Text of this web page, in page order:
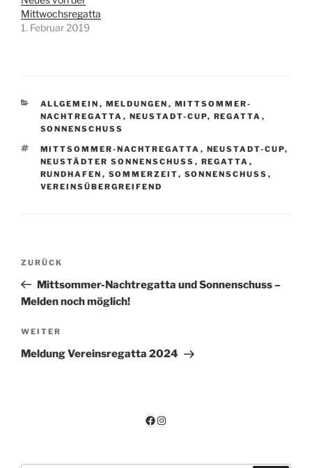
Mittwochsregatta
1. Februar 2019
KATEGORIEN
ALLGEMEIN , MELDUNGEN , MITTSOMMER-
NACHTREGATTA , NEUSTADT-CUP, REGATTA ,
SONNENSCHUSS
SCHLAGWÖRTER
MITTSOMMER-NACHTREGATTA , NEUSTADT-CUP,
NEUSTÄDTER SONNENSCHUSS , REGATTA ,
RUNDHAFEN , SOMMERZEIT, SONNENSCHUSS ,
VEREINSÜBERGREIFEND
Beitragsnavigation
Vorheriger
Beitrag
ZURÜCK
Mittsommer-Nachtregatta und Sonnenschuss –
Melden noch möglich!
Nächster
Beitrag
WEITER
Meldung Vereinsregatta 2024
Facebook
Instagram